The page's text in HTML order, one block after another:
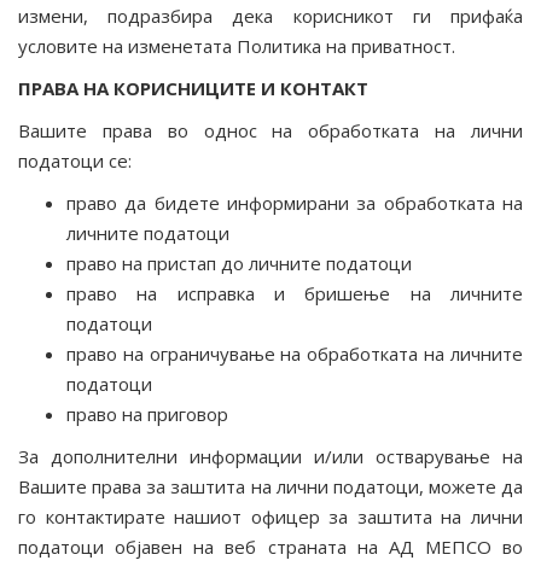
измени, подразбира дека корисникот ги прифаќа
условите на изменетата Политика на приватност.
ПРАВА НА КОРИСНИЦИТЕ И КОНТАКТ
Вашите права во однос на обработката на лични
податоци се:
право да бидете информирани за обработката на
личните податоци
право на пристап до личните податоци
право на исправка и бришење на личните
податоци
право на ограничување на обработката на личните
податоци
право на приговор
За дополнителни информации и/или остварување на
Вашите права за заштита на лични податоци, можете да
го контактирате нашиот офицер за заштита на лични
податоци објавен на веб страната на АД МЕПСО во